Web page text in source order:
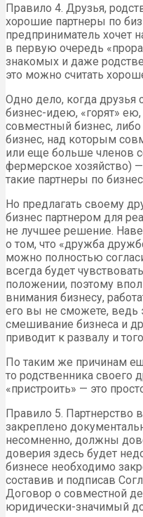
Правило 4. Друзья,
хорошие партнеры по
предприниматель хочет
в первую очередь
знакомых и даже
это можно считать
Одно дело, когда друзья
бизнес-идею, «горят»
совместный бизнес,
бизнес, над которым
или еще больше членов
фермерское хозяйство)
такие партнеры по
Но предлагать своему
бизнес партнером для
не лучшее решение.
о том, что «дружба
можно полностью
всегда будет
положении, поэтому
внимания бизнесу,
его вы не сможете, ведь
смешивание бизнеса и
приводит к развалу и
По таким же причинам
то родственника своего
«пристроить» — это
Правило 5. Партнерство
закреплено
несомненно, должны
доверия здесь будет
бизнесе необходимо
составив и подписав
Договор о совместной
юридически-значимый